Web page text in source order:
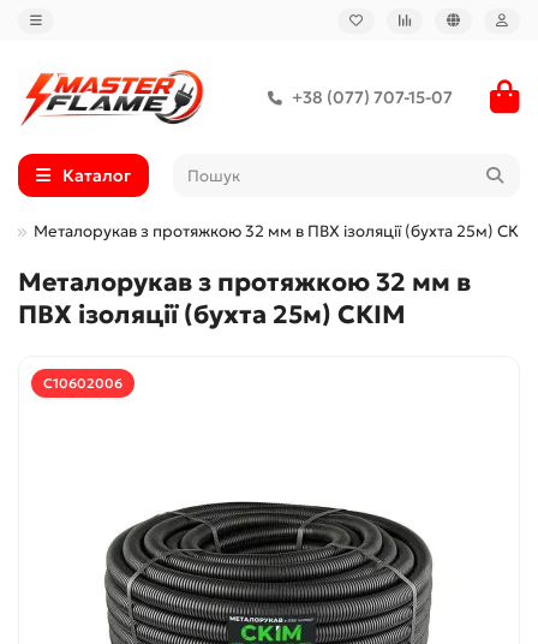
+38 (077) 707-15-07
Каталог
Металорукав з протяжкою 32 мм в ПВХ ізоляції (бухта 25м) CКІМ
Металорукав з протяжкою 32 мм в
ПВХ ізоляції (бухта 25м) CКІМ
С10602006